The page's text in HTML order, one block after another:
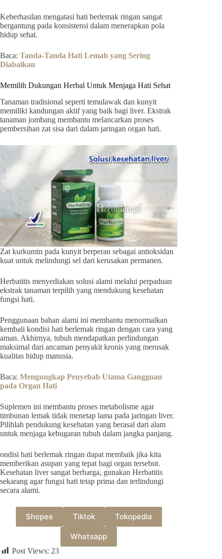
Keberhasilan mengatasi hati berlemak ringan sangat
bergantung pada konsistensi dalam menerapkan pola
hidup sehat.
Baca: Tanda-Tanda Hati Lemah yang Sering
Diabaikan
Memilih Dukungan Herbal Untuk Menjaga Hati Sehat
Tanaman tradisional seperti temulawak dan kunyit
memiliki kandungan aktif yang baik bagi liver. Ekstrak
tanaman jombang membantu melancarkan proses
pembersihan zat sisa dari dalam jaringan organ hati.
Zat kurkumin pada kunyit berperan sebagai antioksidan
kuat untuk melindungi sel dari kerusakan permanen.
Herbatitis menyediakan solusi alami melalui perpaduan
ekstrak tanaman terpilih yang mendukung kesehatan
fungsi hati.
Penggunaan bahan alami ini membantu menormalkan
kembali kondisi hati berlemak ringan dengan cara yang
aman. Akhirnya, tubuh mendapatkan perlindungan
maksimal dari ancaman penyakit kronis yang merusak
kualitas hidup manusia.
Baca: Mengungkap Penyebab Utama Gangguan
pada Organ Hati
Suplemen ini membantu proses metabolisme agar
timbunan lemak tidak menetap lama pada jaringan liver.
Pilihlah pendukung kesehatan yang berasal dari alam
untuk menjaga kebugaran tubuh dalam jangka panjang.
ondisi hati berlemak ringan dapat membaik jika kita
memberikan asupan yang tepat bagi organ tersebut.
Kesehatan liver sangat berharga, gunakan Herbatitis
sekarang agar fungsi hati tetap prima dan terlindungi
secara alami.
Shopee Tiktok Tokopedia
Whatsapp
Post Views: 23